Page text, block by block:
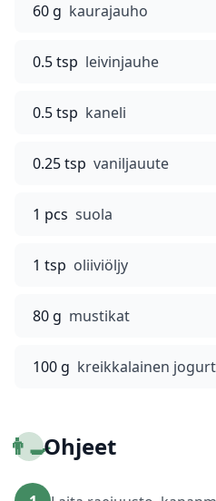
60 g kaurajauho
0.5 tsp leivinjauhe
0.5 tsp kaneli
0.25 tsp vaniljauute
1 pcs suola
1 tsp oliiviöljy
80 g mustikat
100 g kreikkalainen
👨‍🍳Ohjeet